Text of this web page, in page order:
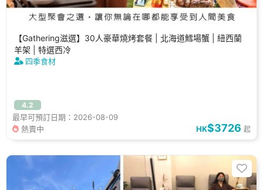
【Gathering滋選】30人豪華燒烤套餐 | 北海道鱈場蟹 | 紐西蘭
羊架 | 特選西冷
四季食材
4.2
最早可預訂日期：2026-08-09
熱賣中
HK$3726 起